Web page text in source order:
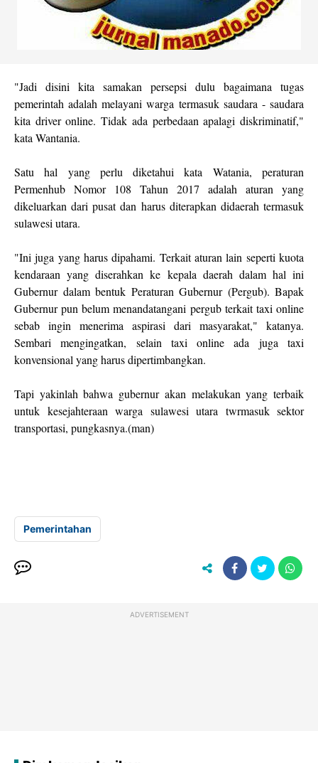
"Jadi disini kita samakan persepsi dulu bagaimana tugas
pemerintah adalah melayani warga termasuk saudara - saudara
kita driver online. Tidak ada perbedaan apalagi diskriminatif,"
kata Wantania.
Satu hal yang perlu diketahui kata Watania, peraturan
Permenhub Nomor 108 Tahun 2017 adalah aturan yang
dikeluarkan dari pusat dan harus diterapkan didaerah termasuk
sulawesi utara.
"Ini juga yang harus dipahami. Terkait aturan lain seperti kuota
kendaraan yang diserahkan ke kepala daerah dalam hal ini
Gubernur dalam bentuk Peraturan Gubernur (Pergub). Bapak
Gubernur pun belum menandatangani pergub terkait taxi online
sebab ingin menerima aspirasi dari masyarakat," katanya.
Sembari mengingatkan, selain taxi online ada juga taxi
konvensional yang harus dipertimbangkan.
Tapi yakinlah bahwa gubernur akan melakukan yang terbaik
untuk kesejahteraan warga sulawesi utara twrmasuk sektor
transportasi, pungkasnya.(man)
Pemerintahan
ADVERTISEMENT